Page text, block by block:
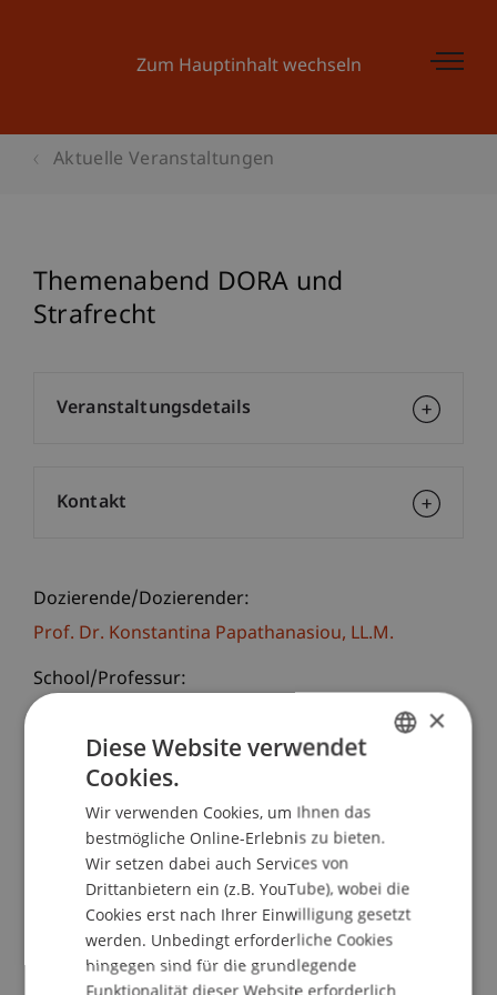
Zum Hauptinhalt wechseln
Aktuelle Veranstaltungen
Themenabend DORA und
Strafrecht
Dozierende/Dozierender:
Prof. Dr. Konstantina Papathanasiou LL.M.
School/Professur:
Digitalisierung
In der heutigen digitalen Ära ist es für
Finanzunternehmen unerlässlich, ihre
Informations- und Kommunikationstechnologien
(IKT) gegen betriebliche Störungen robust zu
gestalten, da Hacker fortlaufend nach
Schwachstellen suchen, um Daten zu stehlen
oder Systeme zu sabotieren.
Veranstaltungsdetails
Kontakt
×
Diese Website verwendet
Cookies.
Wir verwenden Cookies, um Ihnen das
bestmögliche Online-Erlebnis zu bieten.
Wir setzen dabei auch Services von
Drittanbietern ein (z.B. YouTube), wobei die
Cookies erst nach Ihrer Einwilligung gesetzt
werden. Unbedingt erforderliche Cookies
hingegen sind für die grundlegende
Funktionalität dieser Website erforderlich